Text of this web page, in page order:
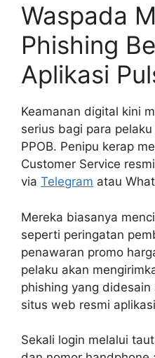
Waspada
Phishing
Aplikasi
Keamanan digital kini
serius bagi para
PPOB. Penipu kerap
Customer Service
via Telegram atau
Mereka biasanya
seperti peringatan
penawaran promo
pelaku akan
phishing yang
situs web resmi
Sekali login melalui